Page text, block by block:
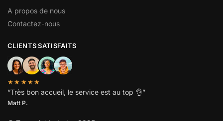
A propos de nous
Contactez-nous
CLIENTS SATISFAITS
★★★★★
“Très bon accueil, le service est au top 👌”
Matt P.